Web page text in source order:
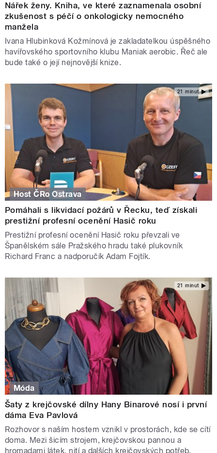
Nářek ženy. Kniha, ve které zaznamenala osobní
zkušenost s péčí o onkologicky nemocného
manžela
Ivana Hlubinková Kožmínová je zakladatelkou úspěšného
havířovského sportovního klubu Maniak aerobic. Řeč ale
bude také o její nejnovější knize.
21 minut
Host ČRo Ostrava
Pomáhali s likvidací požárů v Řecku, teď získali
prestižní profesní ocenění Hasič roku
Prestižní profesní ocenění Hasič roku převzali ve
Španělském sále Pražského hradu také plukovník
Richard Franc a nadporučík Adam Fojtík.
21 minut
Móda
Šaty z krejčovské dílny Hany Binarové nosí i první
dáma Eva Pavlová
Rozhovor s naším hostem vznikl v prostorách, kde se cítí
doma. Mezi šicím strojem, krejčovskou pannou a
hromadami látek, nití a dalších krejčovských potřeb.